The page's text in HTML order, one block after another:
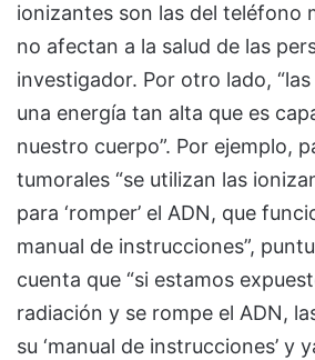
ionizantes son las del teléfono
no afectan a la salud de las
investigador. Por otro lado,
una energía tan alta que es
nuestro cuerpo”. Por ejemplo,
tumorales “se utilizan las
para ‘romper’ el ADN, que
manual de instrucciones”,
cuenta que “si estamos
radiación y se rompe el ADN,
su ‘manual de instrucciones’ y